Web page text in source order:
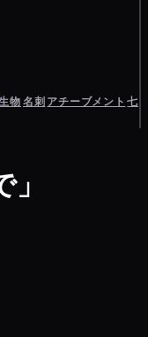
物名刺 アチーブメント 七